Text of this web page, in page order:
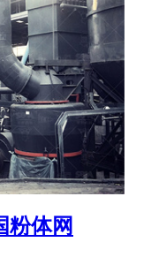
粉体网